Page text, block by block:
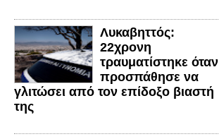
Λυκαβηττός:
22χρονη
τραυματίστηκε όταν
προσπάθησε να
γλιτώσει από τον επίδοξο βιαστή
της